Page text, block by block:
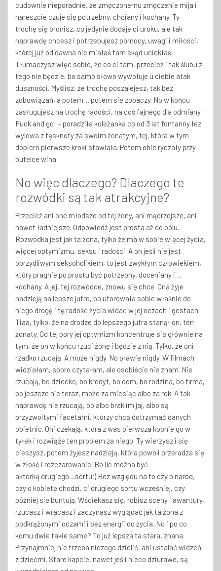
cudownie nieporadnie, że zmęczonemu zmęczenie mija i
nareszcie czuje się potrzebny, chciany i kochany. Ty
trochę się bronisz, co jedynie dodaje ci uroku, ale tak
naprawdę chcesz i potrzebujesz pomocy, uwagi i miłości,
której już od dawna nie miałaś tam skąd uciekłaś.
Tłumaczysz więc sobie, że co ci tam, przecież i tak ślubu z
tego nie będzie, bo samo słowo wywołuje u ciebie atak
duszności. Myślisz, że trochę poszalejesz, tak bez
zobowiązań, a potem… potem się zobaczy. No w końcu
zasługujesz na trochę radości, na coś fajnego dla odmiany.
Fuck and go! – poradziła koleżanka co od 3 lat fontanny łez
wylewa z tęsknoty za swoim żonatym, tej, która w tym
dopiero pierwsze kroki stawiała. Potem obie ryczały przy
butelce wina.
No więc dlaczego? Dlaczego te
rozwódki są tak atrakcyjne?
Przecież ani one młodsze od tej żony, ani mądrzejsze, ani
nawet ładniejsze. Odpowiedź jest prosta aż do bólu.
Rozwódka jest jak ta żona, tylko że ma w sobie więcej życia,
więcej optymizmu, seksu i radości. A on jeśli nie jest
obrzydliwym seksoholikiem, to jest zwykłym człowiekiem,
który pragnie po prostu być potrzebny, doceniany i…
kochany. A jej, tej rozwódce, znowu się chce. Ona żyje
nadzieją na lepsze jutro, bo utorowała sobie właśnie do
niego drogę i tę radość życia widać w jej oczach i gestach.
Tiaa, tylko, że na drodze do lepszego jutra stanął on, ten
żonaty. Od tej pory jej optymizm koncentruje się głównie na
tym, że on w końcu rzuci żonę i będzie z nią. Tylko, że oni
rzadko rzucają. A może nigdy. No prawie nigdy. W filmach
widziałam, sporo czytałam, ale osobiście nie znam. Nie
rzucają, bo dziecko, bo kredyt, bo dom, bo rodzina, bo firma,
bo jeszcze nie teraz, może za miesiąc albo za rok. A tak
naprawdę nie rzucają, bo albo brak im jaj, albo są
przyzwoitymi facetami, którzy chcą dotrzymać danych
obietnic. Oni czekają, która z was pierwsza kopnie go w
tyłek i rozwiąże ten problem za niego. Ty wierzysz i się
cieszysz, potem żyjesz nadzieją, która powoli przeradza się
w złość i rozczarowanie. Bo ile można być
aktorką drugiego…sortu;) Bez względu na to czy o naród,
czy o kobietę chodzi, ci drugiego sortu wcześniej, czy
później się buntują. Wściekasz się, robisz sceny i awantury,
rzucasz i wracasz i zaczynasz wyglądać jak ta żona z
podkrążonymi oczami i bez energii do życia. No i po co
komu dwie takie same? To już lepsza ta stara, znana.
Przynajmniej nie trzeba niczego dzielić, ani ustalać widzeń
z dziećmi. Stare kapcie, nawet jeśli nieco dziurawe, są